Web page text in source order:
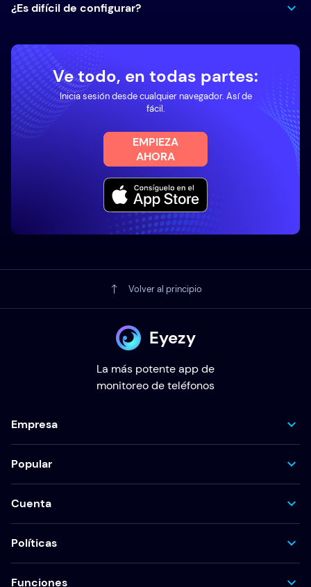
¿Es difícil de configurar?
Ve todo, en todas partes:
Inicia sesión desde cualquier navegador. Así de
fácil.
EMPIEZA
AHORA
Volver al principio
Eyezy
La más potente app de
monitoreo de teléfonos
Empresa
Popular
Cuenta
Políticas
Funciones